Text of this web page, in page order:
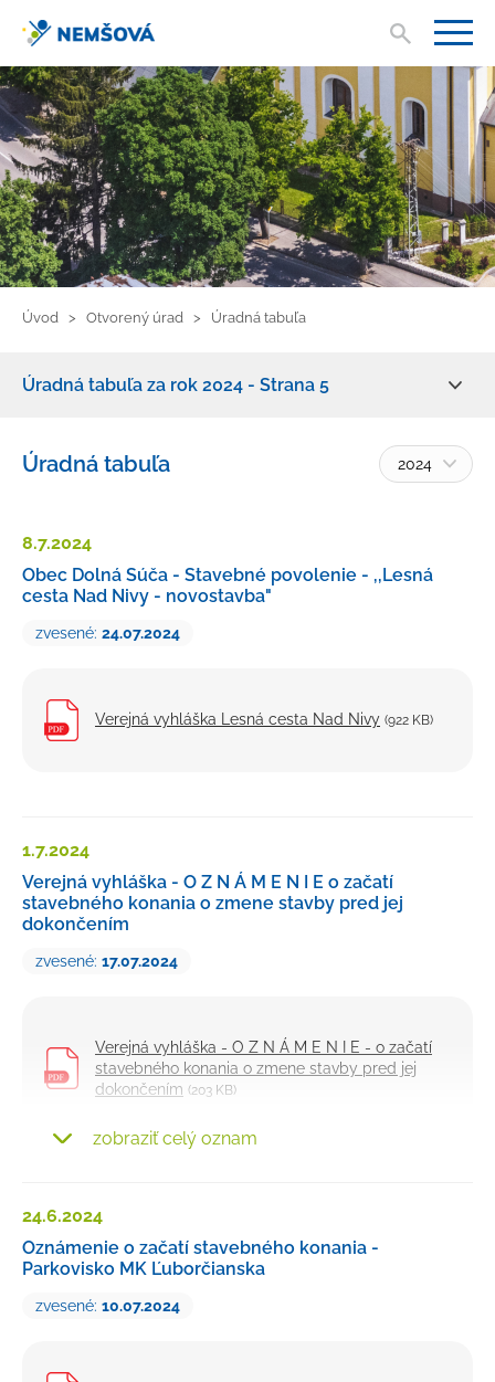
Úvod Otvorený úrad Úradná tabuľa
Úradná tabuľa za rok 2024 - Strana 5
Žiadosť o informácie
Rozpočet
Verejné obstarávanie
Majetok mesta
Tlačivá a formuláre
Transparentný účet
Úradná tabuľa 2024
8.7.2024
Obec Dolná Súča - Stavebné povolenie - ,,Lesná
cesta Nad Nivy - novostavba"
zvesené: 24.07.2024
Verejná vyhláška Lesná cesta Nad Nivy (922 KB)
1.7.2024
Verejná vyhláška - O Z N Á M E N I E o začatí
stavebného konania o zmene stavby pred jej
dokončením
zvesené: 17.07.2024
Verejná vyhláška - O Z N Á M E N I E - o začatí
stavebného konania o zmene stavby pred jej
dokončením (203 KB)
Doložka o autorizácii
zobraziť celý oznam
24.6.2024
Oznámenie o začatí stavebného konania -
Parkovisko MK Ľuborčianska
zvesené: 10.07.2024